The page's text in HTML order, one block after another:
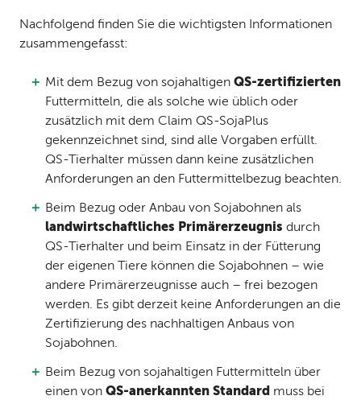
Nachfolgend finden Sie die wichtigsten Informationen
zusammengefasst:
Mit dem Bezug von sojahaltigen QS-zertifizierten
Futtermitteln, die als solche wie üblich oder
zusätzlich mit dem Claim QS-SojaPlus
gekennzeichnet sind, sind alle Vorgaben erfüllt.
QS-Tierhalter müssen dann keine zusätzlichen
Anforderungen an den Futtermittelbezug beachten.
Beim Bezug oder Anbau von Sojabohnen als
landwirtschaftliches Primärerzeugnis durch
QS-Tierhalter und beim Einsatz in der Fütterung
der eigenen Tiere können die Sojabohnen – wie
andere Primärerzeugnisse auch – frei bezogen
werden. Es gibt derzeit keine Anforderungen an die
Zertifizierung des nachhaltigen Anbaus von
Sojabohnen.
Beim Bezug von sojahaltigen Futtermitteln über
einen von QS-anerkannten Standard muss bei